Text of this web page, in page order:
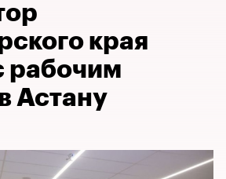
края
рабочим
Астану